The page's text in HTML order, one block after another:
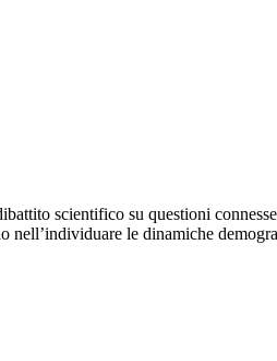
scientifico su questioni
le dinamiche